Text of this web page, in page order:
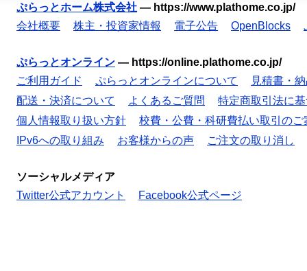
ぷらっとホーム株式会社 — https://www.plathome.co.jp/
会社概要
株主・投資家情報 電子公告 OpenBlocks
ぷらっとオンライン — https://online.plathome.co.jp/
ご利用ガイド
ぷらっとオンラインについて
見積書・
配送・決済について
よくあるご質問
特定商取引法に
個人情報取り扱い方針
校費・公費・科研費払い取引のご
IPv6への取り組み
お客様からの声 ご注文の取り消し
ソーシャルメディア
Twitter公式アカウント
Facebook公式ページ